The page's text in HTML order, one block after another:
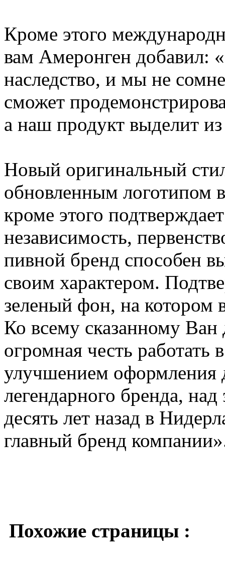
Кроме этого
вам Амеронген добавил:
наследство, и мы не
сможет
а наш продукт выделит
Новый оригинальный
обновленным логотипом
кроме этого
независимость,
пивной бренд способен
своим характером.
зеленый фон, на котором
Ко всему сказанному
огромная честь работать
улучшением оформления
легендарного бренда,
десять лет назад в
главный бренд
Похожие страницы :